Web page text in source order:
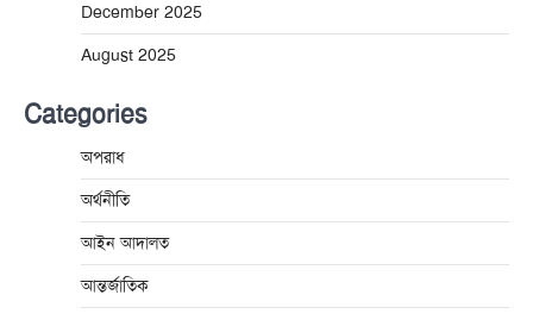
December 2025
August 2025
Categories
অপরাধ
অর্থনীতি
আইন আদালত
আন্তর্জাতিক